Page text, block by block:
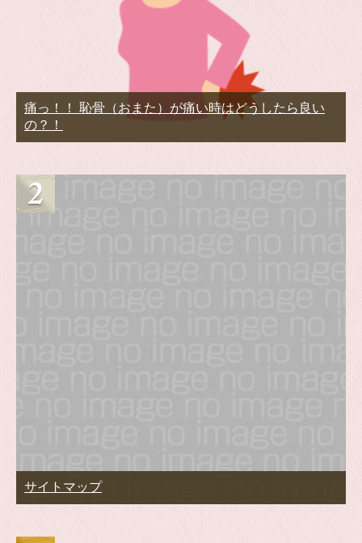
痛っ！！ 恥骨（おまた）が痛い時はどうしたら良い
の？！
サイトマップ